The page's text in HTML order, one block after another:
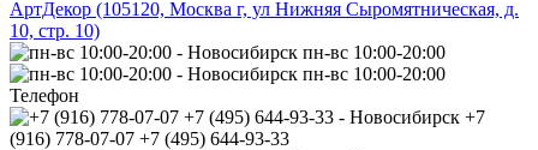
АртДекор (105120, Москва г, ул Нижняя Сыромятническая, д.
10, стр. 10)
пн-вс 10:00-20:00
пн-вс 10:00-20:00
Телефон
+7
(916) 778-07-07 +7 (495) 644-93-33